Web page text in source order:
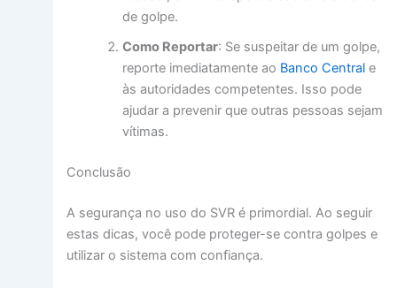
de golpe.
Como Reportar: Se suspeitar de um golpe,
reporte imediatamente ao Banco Central e
às autoridades competentes. Isso pode
ajudar a prevenir que outras pessoas sejam
vítimas.
Conclusão
A segurança no uso do SVR é primordial. Ao seguir
estas dicas, você pode proteger-se contra golpes e
utilizar o sistema com confiança.